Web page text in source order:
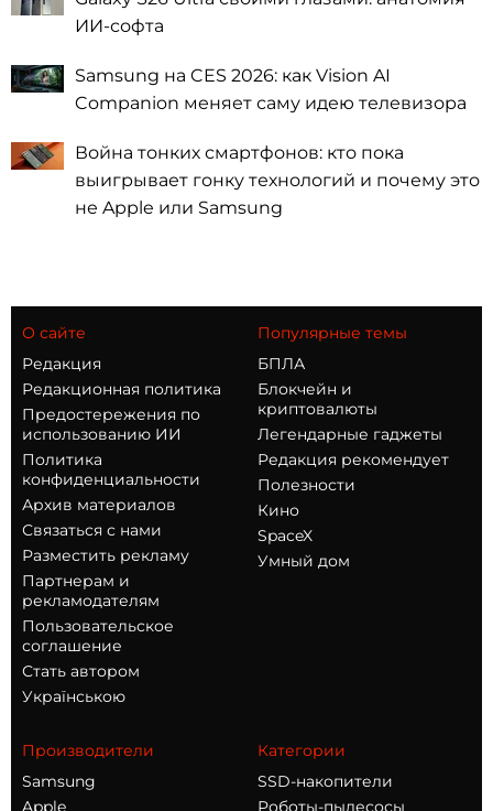
ИИ-софта
Samsung на CES 2026: как Vision AI
Companion меняет саму идею телевизора
Война тонких смартфонов: кто пока
выигрывает гонку технологий и почему это
не Apple или Samsung
О сайте
Редакция
Редакционная политика
Предостережения по
использованию ИИ
Политика
конфиденциальности
Архив материалов
Связаться с нами
Разместить рекламу
Партнерам и
рекламодателям
Пользовательское
соглашение
Стать автором
Українською
Популярные темы
БПЛА
Блокчейн и
криптовалюты
Легендарные гаджеты
Редакция рекомендует
Полезности
Кино
SpaceX
Умный дом
Производители
Samsung
Apple
Категории
SSD-накопители
Роботы-пылесосы